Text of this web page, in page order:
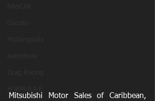
Mitsubishi Motor Sales of Caribbean,